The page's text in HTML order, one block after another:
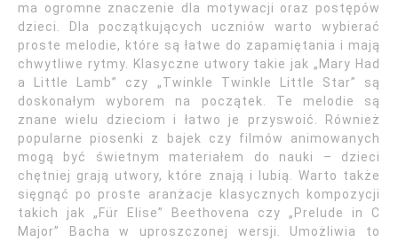
ma ogromne znaczenie dla motywacji oraz postępów
dzieci. Dla początkujących uczniów warto wybierać
proste melodie, które są łatwe do zapamiętania i mają
chwytliwe rytmy. Klasyczne utwory takie jak „Mary Had
a Little Lamb” czy „Twinkle Twinkle Little Star” są
doskonałym wyborem na początek. Te melodie są
znane wielu dzieciom i łatwo je przyswoić. Również
popularne piosenki z bajek czy filmów animowanych
mogą być świetnym materiałem do nauki – dzieci
chętniej grają utwory, które znają i lubią. Warto także
sięgnąć po proste aranżacje klasycznych kompozycji
takich jak „Für Elise” Beethovena czy „Prelude in C
Major” Bacha w uproszczonej wersji. Umożliwia to